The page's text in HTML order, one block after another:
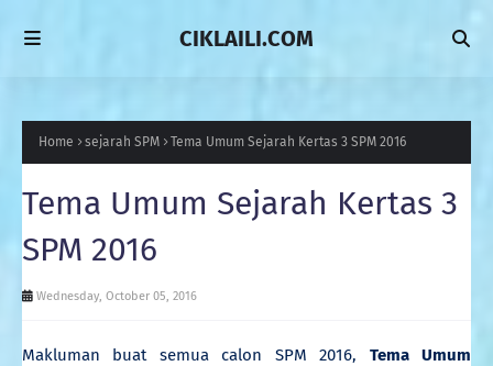
CIKLAILI.COM
Home sejarah SPM Tema Umum Sejarah Kertas 3 SPM 2016
Tema Umum Sejarah Kertas 3
SPM 2016
Wednesday, October 05, 2016
Makluman buat semua calon SPM 2016, Tema Umum